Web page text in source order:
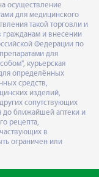
осуществление
для медицинского
такой торговли и
гражданам и внесении
Федерации по
для
курьерская
определённых
средств,
изделий,
сопутствующих
до ближайшей аптеки и
рецепта,
в
ограничен или